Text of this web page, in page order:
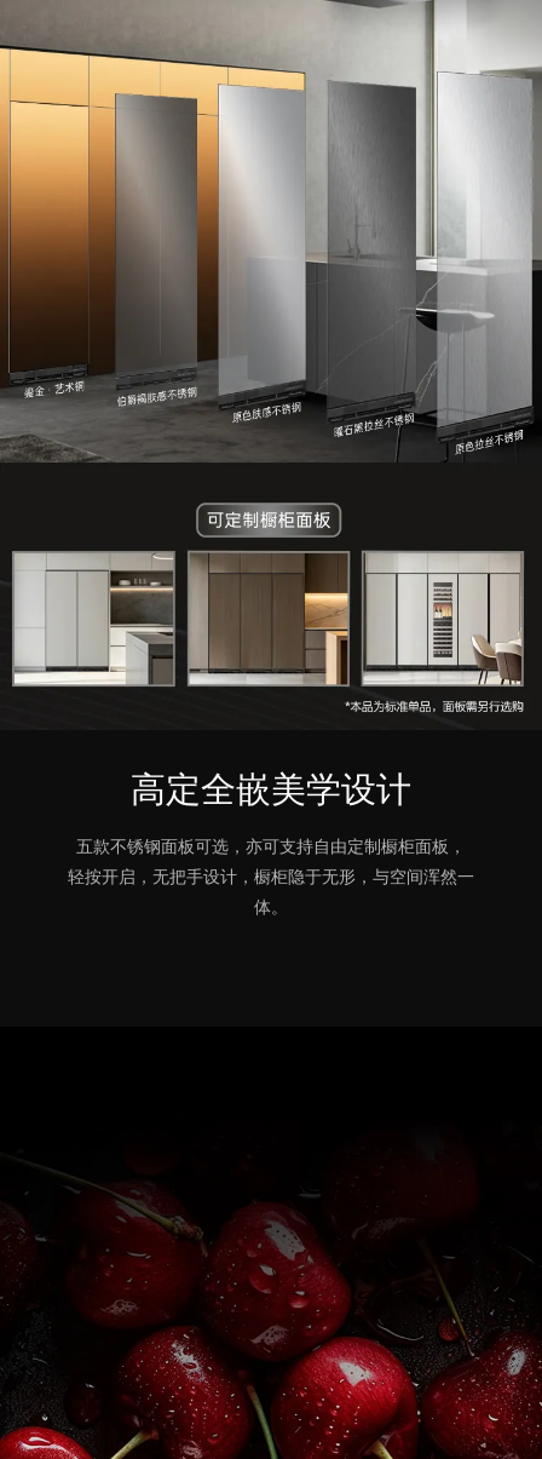
高定全嵌美学设计
五款不锈钢面板可选，亦可支持自由定制橱柜面板，
轻按开启，无把手设计，橱柜隐于无形，与空间浑然一
体。